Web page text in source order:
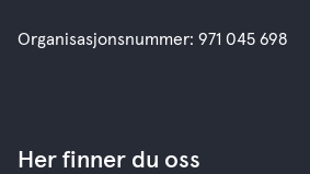
Organisasjonsnummer: 971 045 698
Her finner du oss